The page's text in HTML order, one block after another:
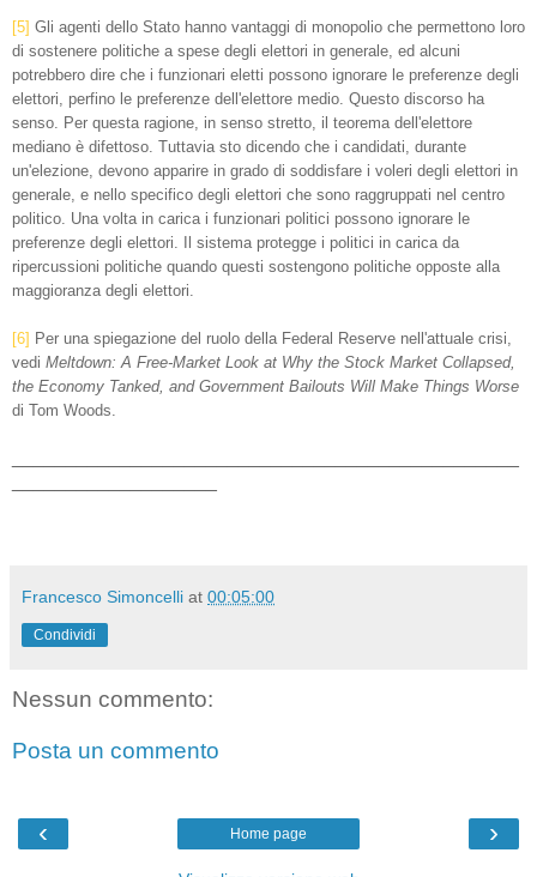
[5] Gli agenti dello Stato hanno vantaggi di monopolio che permettono loro
di sostenere politiche a spese degli elettori in generale, ed alcuni
potrebbero dire che i funzionari eletti possono ignorare le preferenze degli
elettori, perfino le preferenze dell'elettore medio. Questo discorso ha
senso. Per questa ragione, in senso stretto, il teorema dell'elettore
mediano è difettoso. Tuttavia sto dicendo che i candidati, durante
un'elezione, devono apparire in grado di soddisfare i voleri degli elettori in
generale, e nello specifico degli elettori che sono raggruppati nel centro
politico. Una volta in carica i funzionari politici possono ignorare le
preferenze degli elettori. Il sistema protegge i politici in carica da
ripercussioni politiche quando questi sostengono politiche opposte alla
maggioranza degli elettori.
[6] Per una spiegazione del ruolo della Federal Reserve nell'attuale crisi,
vedi Meltdown: A Free-Market Look at Why the Stock Market Collapsed,
the Economy Tanked, and Government Bailouts Will Make Things Worse
di Tom Woods.
Francesco Simoncelli at 00:05:00
Condividi
Nessun commento:
Posta un commento
‹ ›
Home page